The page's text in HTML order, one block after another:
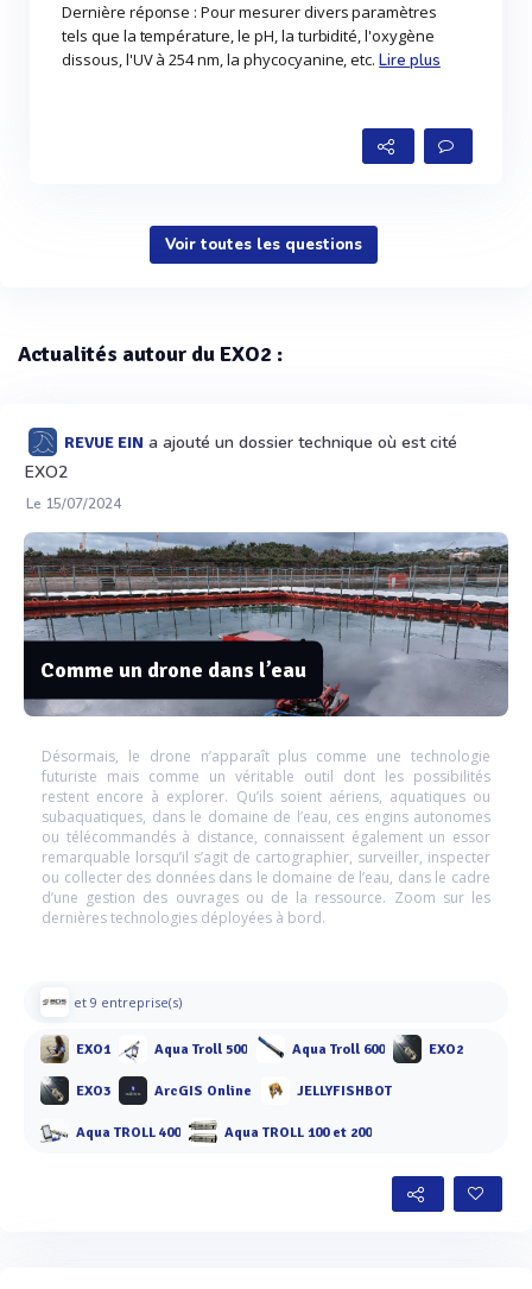
Dernière réponse : Pour mesurer divers paramètres
tels que la température, le pH, la turbidité, l'oxygène
dissous, l'UV à 254 nm, la phycocyanine, etc.Lire plus
Voir toutes les questions
Actualités autour du EXO2 :
REVUE EIN a ajouté un dossier technique où est cité
EXO2
Le 15/07/2024
Comme un drone dans l’eau
Désormais, le drone n’apparaît plus comme une technologie
futuriste mais comme un véritable outil dont les possibilités
restent encore à explorer. Qu’ils soient aériens, aquatiques ou
subaquatiques, dans le domaine de l’eau, ces engins autonomes
ou télécommandés à distance, connaissent également un essor
remarquable lorsqu’il s’agit de cartographier, surveiller, inspecter
ou collecter des données dans le domaine de l’eau, dans le cadre
d’une gestion des ouvrages ou de la ressource. Zoom sur les
dernières technologies déployées à bord.
et 9 entreprise(s)
EXO1 Aqua Troll 500 Aqua Troll 600 EXO2
EXO3 ArcGIS Online JELLYFISHBOT
Aqua TROLL 400 Aqua TROLL 100 et 200